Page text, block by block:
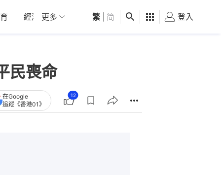
經濟 01深圳 觀點 健康 好食玩飛
更多 繁 简 登入
民喪命
在Google
追蹤《香港01》
12